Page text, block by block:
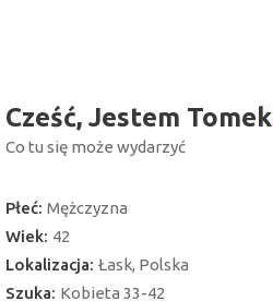
Cześć, Jestem Tomek
Co tu się może wydarzyć
Płeć: Mężczyzna
Wiek: 42
Lokalizacja:
Łask, Polska
Szuka:
Kobieta 33-42